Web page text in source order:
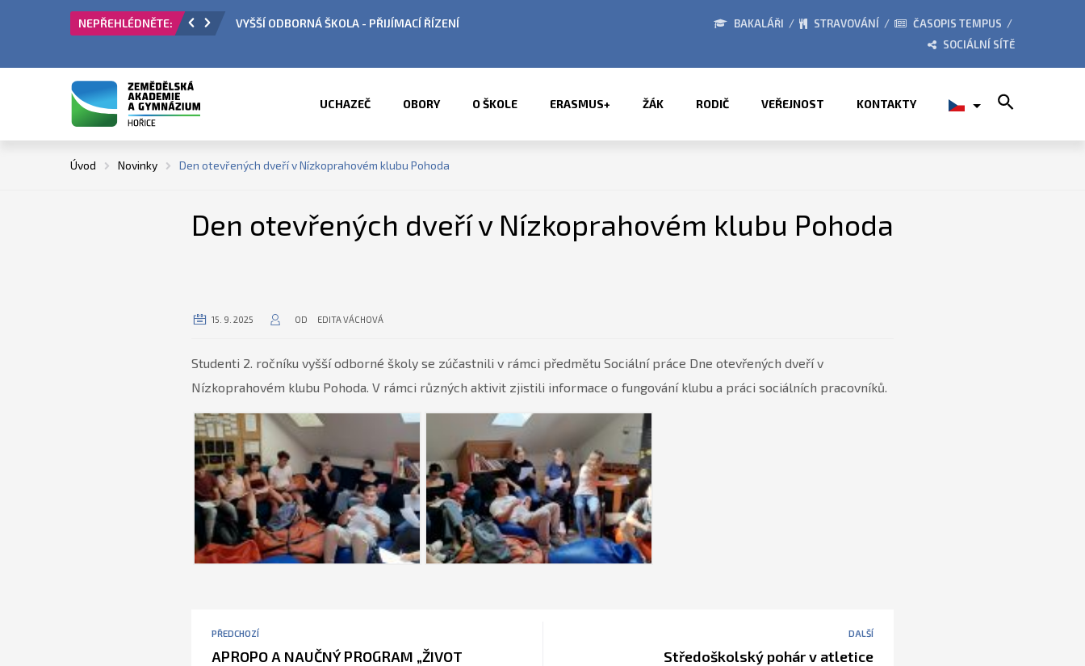
PŘIJÍMACÍ ŘÍZENÍ ÚŘEDNÍ HODINY V OBDOBÍ LETNÍCH PRÁZDNIN PŘÍMĚSTSKÉ TÁBORY 2026 ZE ŽIVOTA ŠKOLY
BAKALÁŘI STRAVOVÁNÍ
ČASOPIS TEMPUS
SOCIÁLNÍ SÍTĚ
UCHAZEČ OBORY O ŠKOLE ERASMUS+ ŽÁK RODIČ VEŘEJNOST KONTAKTY
Úvod Novinky Den otevřených dveří v Nízkoprahovém klubu Pohoda
Den otevřených dveří v Nízkoprahovém klubu Pohoda
15. 9. 2025 OD EDITA VÁCHOVÁ
Studenti 2. ročníku vyšší odborné školy se zúčastnili v rámci předmětu Sociální práce Dne otevřených dveří v
Nízkoprahovém klubu Pohoda. V rámci různých aktivit zjistili informace o fungování klubu a práci sociálních pracovníků.
PŘEDCHOZÍ
APROPO A NAUČNÝ PROGRAM „ŽIVOT
DALŠÍ
Středoškolský pohár v atletice